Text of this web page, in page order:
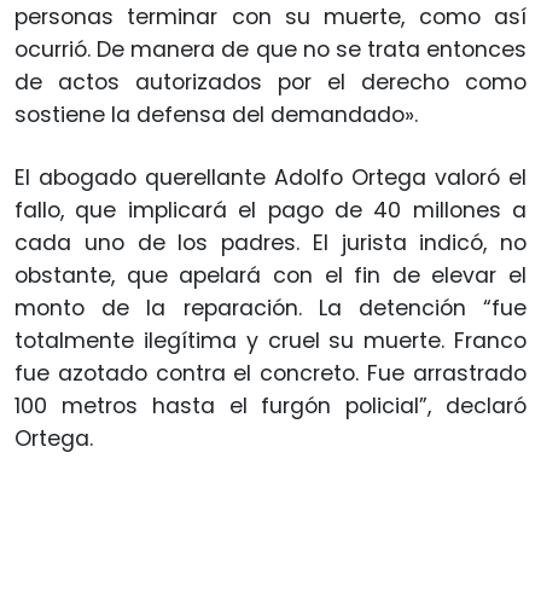
personas terminar con su muerte, como así
ocurrió. De manera de que no se trata entonces
de actos autorizados por el derecho como
sostiene la defensa del demandado».
El abogado querellante Adolfo Ortega valoró el
fallo, que implicará el pago de 40 millones a
cada uno de los padres. El jurista indicó, no
obstante, que apelará con el fin de elevar el
monto de la reparación. La detención “fue
totalmente ilegítima y cruel su muerte. Franco
fue azotado contra el concreto. Fue arrastrado
100 metros hasta el furgón policial”, declaró
Ortega.